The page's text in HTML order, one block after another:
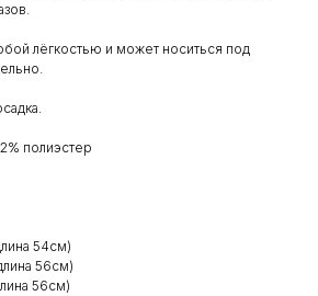
лёгкостью и может носиться под
полиэстер
54см)
56см)
56см)